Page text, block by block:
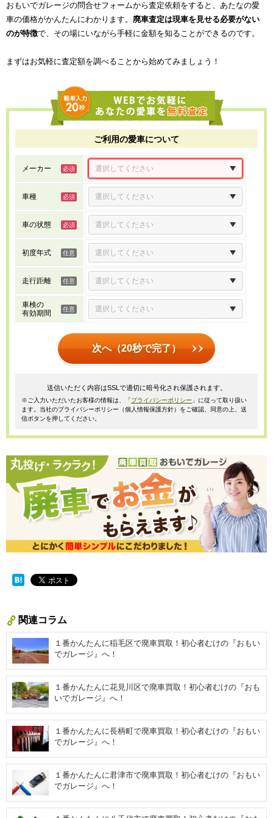
おもいでガレージの問合せフォームから査定依頼をすると、あたなの愛
車の価格がかんたんにわかります。 廃車査定は現車を見せる必要がない
のが特徴で、その場にいながら手軽に金額を知ることができるのです。
まずはお気軽に査定額を調べることから始めてみましょう！
ご利用の愛車について
メーカー
車種
車の状態
初度年式
走行距離
車検の
有効期間
次へ（20秒で完了）
送信いただく内容はSSLで適切に暗号化され保護されます。
※ご入力いただいたお客様の情報は、「プライバシーポリシー 」に従って取り扱い
ます。当社のプライバシーポリシー（個人情報保護方針）をご確認、同意の上、送
信ボタンを押してください。
関連コラム
１番かんたんに稲毛区で廃車買取！初心者むけの『おもい
でガレージ』へ！
１番かんたんに花見川区で廃車買取！初心者むけの『おも
いでガレージ』へ！
１番かんたんに長柄町で廃車買取！初心者むけの『おもい
でガレージ』へ！
１番かんたんに君津市で廃車買取！初心者むけの『おもい
でガレージ』へ！